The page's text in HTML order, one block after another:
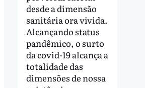
desde a dimensão
sanitária ora vivida.
Alcançando status
pandêmico, o surto
da covid-19 alcança a
totalidade das
dimensões de nossa